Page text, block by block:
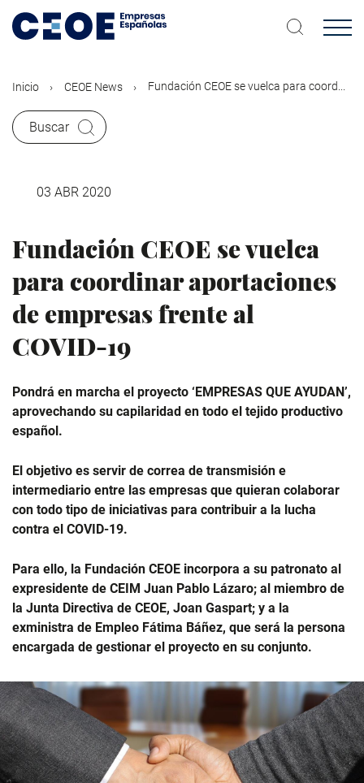
contenido
Inicio CEOE News Fundación CEOE se vuelca para coord...
Buscar
03 ABR 2020
Fundación CEOE se vuelca
para coordinar aportaciones
de empresas frente al
COVID-19
Pondrá en marcha el proyecto ‘EMPRESAS QUE AYUDAN’,
aprovechando su capilaridad en todo el tejido productivo
español.
El objetivo es servir de correa de transmisión e
intermediario entre las empresas que quieran colaborar
con todo tipo de iniciativas para contribuir a la lucha
contra el COVID-19.
Para ello, la Fundación CEOE incorpora a su patronato al
expresidente de CEIM Juan Pablo Lázaro; al miembro de
la Junta Directiva de CEOE, Joan Gaspart; y a la
exministra de Empleo Fátima Báñez, que será la persona
encargada de gestionar el proyecto en su conjunto.